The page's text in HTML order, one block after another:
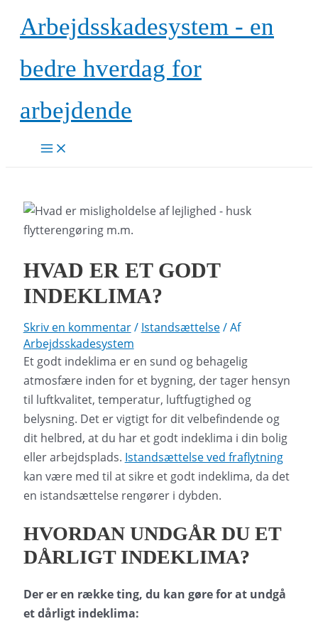
Arbejdsskadesystem - en
bedre hverdag for
arbejdende
Main
Menu
HVAD ER ET GODT
INDEKLIMA?
Skriv en kommentar/ Istandsættelse/ Af
Arbejdsskadesystem
Et godt indeklima er en sund og behagelig
atmosfære inden for et bygning, der tager hensyn
til luftkvalitet, temperatur, luftfugtighed og
belysning. Det er vigtigt for dit velbefindende og
dit helbred, at du har et godt indeklima i din bolig
eller arbejdsplads. Istandsættelse ved fraflytning
kan være med til at sikre et godt indeklima, da det
en istandsættelse rengører i dybden.
HVORDAN UNDGÅR DU ET
DÅRLIGT INDEKLIMA?
Der er en række ting, du kan gøre for at undgå
et dårligt indeklima: